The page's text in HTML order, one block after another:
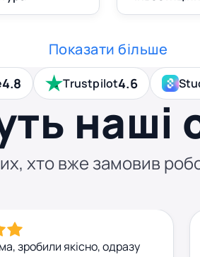
Показати більше
4.8 Trustpilot4.6
наші
хто вже замовив
зробили якісно, одразу